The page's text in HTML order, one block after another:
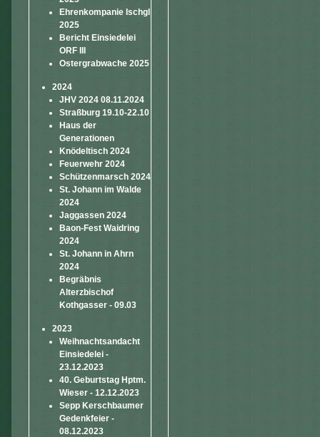
Ehrenkompanie Ischgl
2025
Bericht Einsiedelei
ORF III
Ostergrabwache 2025
2024
JHV 2024 08.11.2024
Straßburg 19.10-22.10
Haus der
Generationen
Knödeltisch 2024
Feuerwehr 2024
Schützenmarsch 2024
St. Johann im Walde
2024
Jaggassen 2024
Baon-Fest Waidring
2024
St. Johann in Ahrn
2024
Begräbnis
Alterzbischof
Kothgasser - 09.03
2023
Weihnachtsandacht
Einsiedelei -
23.12.2023
40. Geburtstag Hptm.
Wieser - 12.12.2023
Sepp Kerschbaumer
Gedenkfeier -
08.12.2023